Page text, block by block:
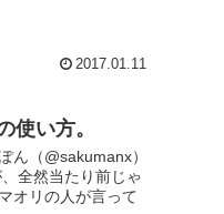
2017.01.11
使い方。
ん（@sakumanx）
全然当たり前じゃ
オリの人が言って